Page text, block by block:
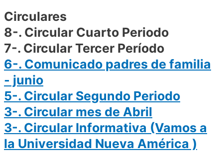
Circulares
8-. Circular Cuarto Periodo
7-. Circular Tercer Período
6-. Comunicado padres de familia
- junio
5-. Circular Segundo Periodo
3-. Circular mes de Abril
3-. Circular Informativa (Vamos a
la Universidad Nueva América )